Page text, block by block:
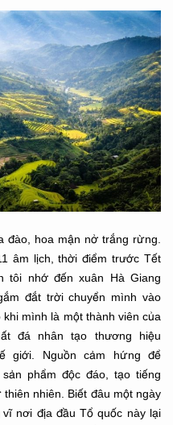
đào, hoa mận nở trắng rừng.
âm lịch, thời điểm trước Tết
tôi nhớ đến xuân Hà Giang
đắt trời chuyển mình vào
mình là một thành viên của
đá nhân tạo thương hiệu
giới. Nguồn cảm hứng để
phẩm độc đáo, tạo tiếng
nhiên. Biết đâu một ngày
nơi địa đầu Tổ quốc này lại